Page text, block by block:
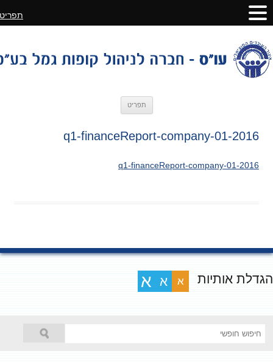
תפריט
2016-q1-financeReport-company-01
2016-q1-financeReport-company-01
אותיות א א א
תפריט